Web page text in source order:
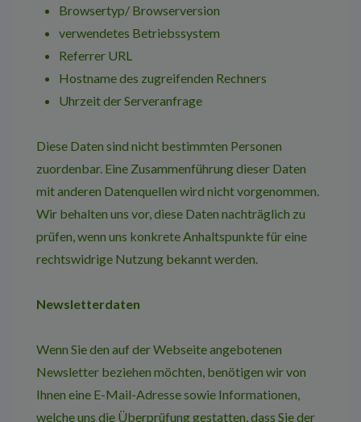
Browsertyp/ Browserversion
verwendetes Betriebssystem
Referrer URL
Hostname des zugreifenden Rechners
Uhrzeit der Serveranfrage
Diese Daten sind nicht bestimmten Personen
zuordenbar. Eine Zusammenführung dieser Daten
mit anderen Datenquellen wird nicht vorgenommen.
Wir behalten uns vor, diese Daten nachträglich zu
prüfen, wenn uns konkrete Anhaltspunkte für eine
rechtswidrige Nutzung bekannt werden.
Newsletterdaten
Wenn Sie den auf der Webseite angebotenen
Newsletter beziehen möchten, benötigen wir von
Ihnen eine E-Mail-Adresse sowie Informationen,
welche uns die Überprüfung gestatten, dass Sie der